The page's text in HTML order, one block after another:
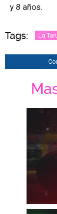
y 8 años.
Tags: La